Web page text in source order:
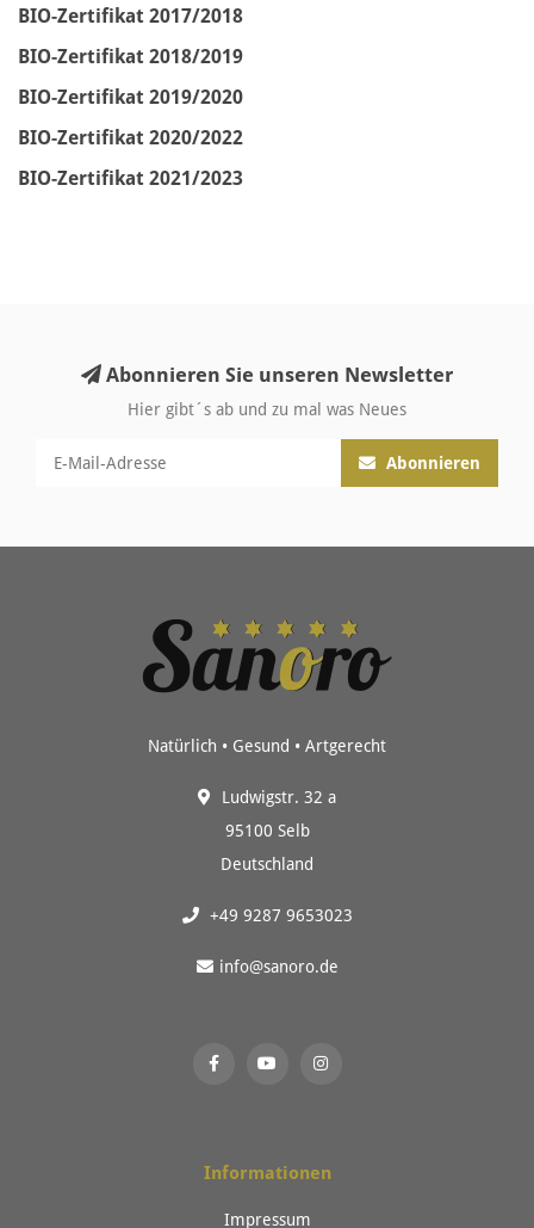
BIO-Zertifikat 2017/2018
BIO-Zertifikat 2018/2019
BIO-Zertifikat 2019/2020
BIO-Zertifikat 2020/2022
BIO-Zertifikat 2021/2023
Abonnieren Sie unseren Newsletter
Hier gibt´s ab und zu mal was Neues
Abonnieren
Natürlich • Gesund • Artgerecht
Ludwigstr. 32 a
95100 Selb
Deutschland
+49 9287 9653023
info@sanoro.de
Informationen
Impressum